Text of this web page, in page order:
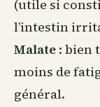
(utile si
l’intestin
Malate : bien
moins de
général.